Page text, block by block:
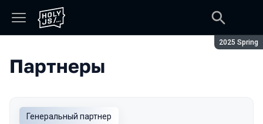
Сезон:
2025 Spring
Партнеры
Генеральный партнер